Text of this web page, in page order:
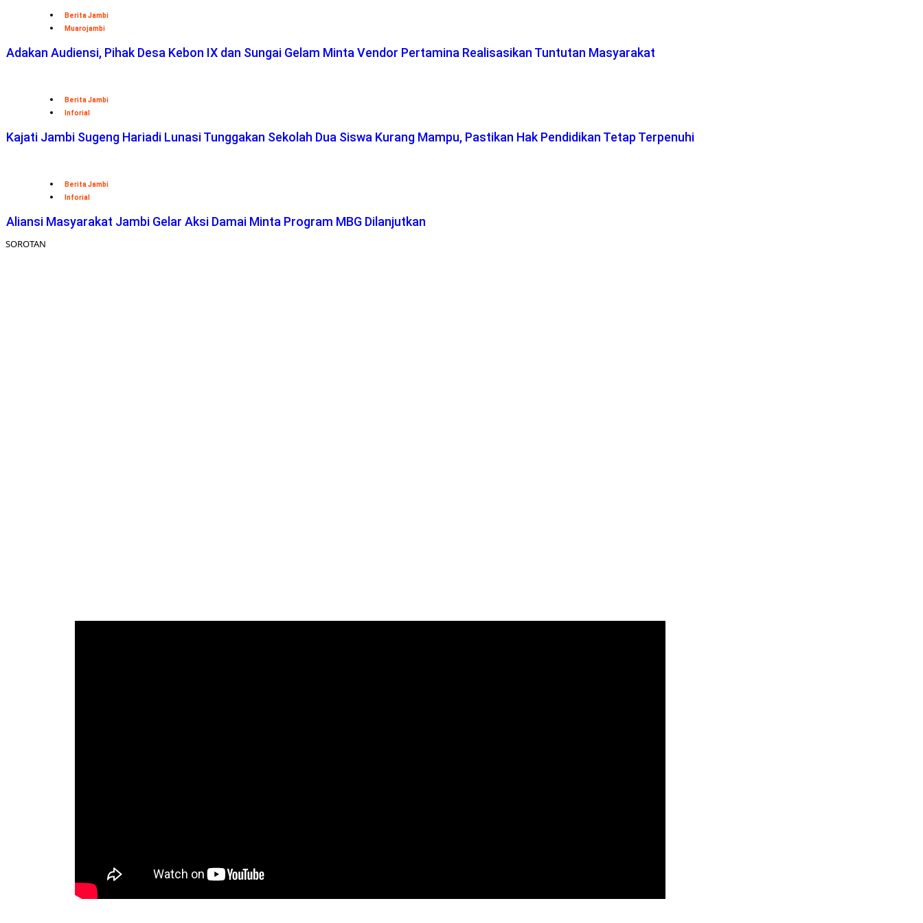
Berita Jambi
Muarojambi
Adakan Audiensi, Pihak Desa Kebon IX dan Sungai Gelam Minta Vendor Pertamina Realisasikan Tuntutan Masyarakat
Berita Jambi
Inforial
Kajati Jambi Sugeng Hariadi Lunasi Tunggakan Sekolah Dua Siswa Kurang Mampu, Pastikan Hak Pendidikan Tetap Terpenuhi
Berita Jambi
Inforial
Aliansi Masyarakat Jambi Gelar Aksi Damai Minta Program MBG Dilanjutkan
SOROTAN